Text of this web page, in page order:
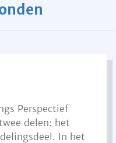
Perspectief
delen: het
In het